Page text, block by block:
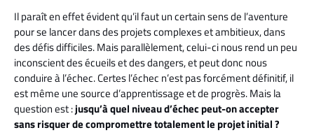
Il paraît en effet évident qu’il faut un certain sens de l’aventure
pour se lancer dans des projets complexes et ambitieux, dans
des défis difficiles. Mais parallèlement, celui-ci nous rend un peu
inconscient des écueils et des dangers, et peut donc nous
conduire à l’échec. Certes l’échec n’est pas forcément définitif, il
est même une source d’apprentissage et de progrès. Mais la
question est :jusqu’à quel niveau d’échec peut-on accepter
sans risquer de compromettre totalement le projet initial ?